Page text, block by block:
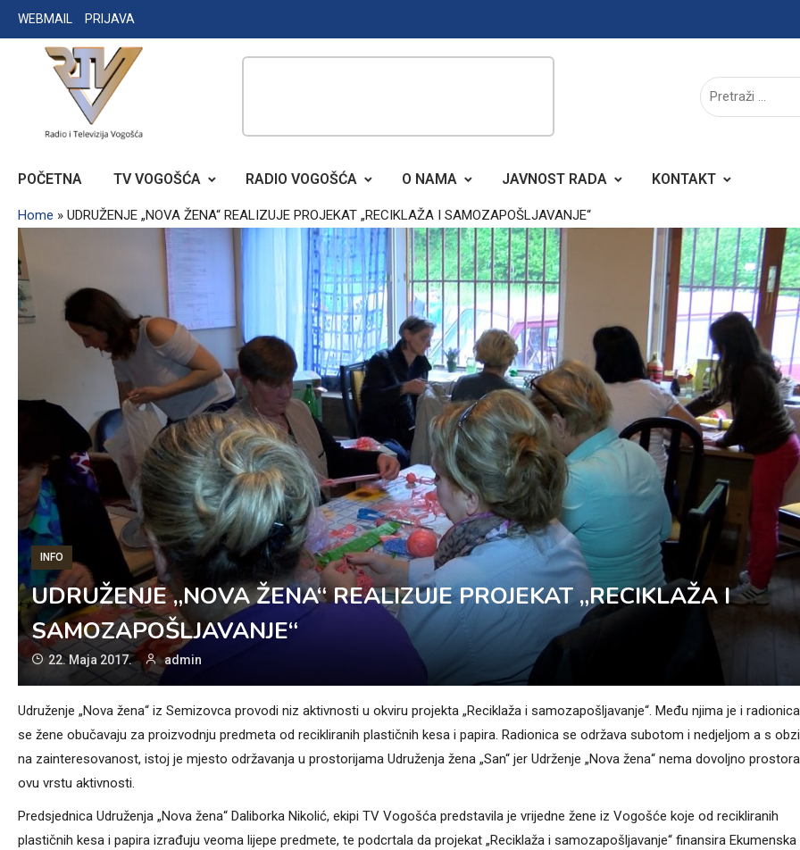
Skip
to
WEBMAIL PRIJAVA
RADIO TELEVIZIJA VOGOŠĆA
POČETNA TV VOGOŠĆA RADIO VOGOŠĆA O NAMA JAVNOST RADA KONTAKT
Home » UDRUŽENJE „NOVA ŽENA“ REALIZUJE PROJEKAT „RECIKLAŽA I SAMOZAPOŠLJAVANJE“
INFO
UDRUŽENJE „NOVA ŽENA“ REALIZUJE PROJEKAT „RECIKLAŽA I
SAMOZAPOŠLJAVANJE“
22. Maja 2017. admin
Udruženje „Nova žena“ iz Semizovca provodi niz aktivnosti u okviru projekta „Reciklaža i samozapošljavanje“. Među njima je i
se žene obučavaju za proizvodnju predmeta od recikliranih plastičnih kesa i papira. Radionica se održava subotom i nedjeljom a s
na zainteresovanost, istoj je mjesto održavanja u prostorijama Udruženja žena „San“ jer Udrženje „Nova žena“ nema dovoljno
ovu vrstu aktivnosti.
Predsjednica Udruženja „Nova žena“ Daliborka Nikolić, ekipi TV Vogošća predstavila je vrijedne žene iz Vogošće koje od recikliranih
plastičnih kesa i papira izrađuju veoma lijepe predmete, te podcrtala da projekat „Reciklaža i samozapošljavanje“ finansira Ekumenska